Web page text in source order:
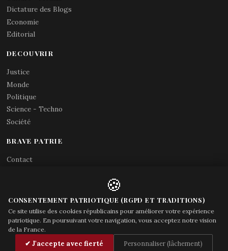
Dictature des Blogs
Economie
Editorial
DECOUVRIR
Justice
Monde
Politique
Science - Techno
Société
BRAVE PATRIE
Contact
Acces gouvernement
© Brave Patrie + friends—
🍪
CONSENTEMENT PATRIOTIQUE (RGPD ET TRADITIONS)
Ce site utilise des cookies républicains pour améliorer votre expérience
patriotique. En poursuivant votre navigation, vous acceptez notre vision
de la France.
✔ J'accepte avec fierté Personnaliser (lâchement)